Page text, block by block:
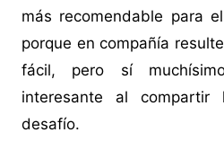
más recomendable para
porque en compañía
fácil, pero sí
interesante al
desafío.